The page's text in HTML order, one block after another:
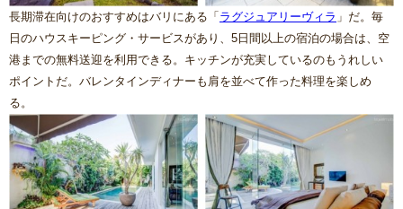
長期滞在向けのおすすめはバリにある「 ラグジュアリーヴィラ 」だ。毎
日のハウスキーピング・サービスがあり、5日間以上の宿泊の場合は、空
港までの無料送迎を利用できる。キッチンが充実しているのもうれしい
ポイントだ。バレンタインディナーも肩を並べて作った料理を楽しめ
る。